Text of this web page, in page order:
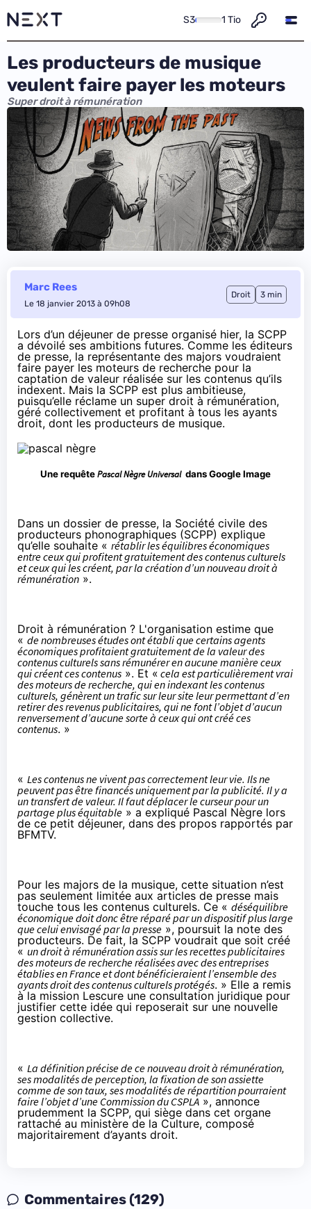
S3 1 Tio
Les producteurs de musique
veulent faire payer les moteurs
Super droit à rémunération
Marc Rees
Le 18 janvier 2013 à 09h08
Droit 3 min
Lors d’un déjeuner de presse organisé hier, la SCPP
a dévoilé ses ambitions futures.Comme les éditeurs
de presse, la représentante des majors voudraient
faire payer les moteurs de recherche pour la
captation de valeur réalisée sur les contenus qu’ils
indexent. Mais la SCPP est plus ambitieuse,
puisqu’elle réclame un super droit à rémunération,
géré collectivement et profitant à tous les ayants
droit, dont les producteurs de musique.
Une requêtePascal Nègre Universaldans Google Image
Dans un dossier de presse, la Société civile des
producteurs phonographiques (SCPP) explique
qu’elle souhaite « rétablir les équilibres économiques
entre ceux qui profitent gratuitement des contenus culturels
et ceux qui les créent, par la création d’un nouveau droit à
rémunération ».
Droit à rémunération ? L'organisation estime que
« de nombreuses études ont établi que certains agents
économiques profitaient gratuitement de la valeur des
contenus culturels sans rémunérer en aucune manière ceux
qui créent ces contenus ». Et « cela est particulièrement vrai
des moteurs de recherche, qui en indexant les contenus
culturels, génèrent un trafic sur leur site leur permettant d’en
retirer des revenus publicitaires, qui ne font l’objet d’aucun
renversement d’aucune sorte à ceux qui ont créé ces
contenus. »
« Les contenus ne vivent pas correctement leur vie. Ils ne
peuvent pas être financés uniquement par la publicité. Il y a
un transfert de valeur. Il faut déplacer le curseur pour un
partage plus équitable » a expliqué Pascal Nègre lors
de ce petit déjeuner, dans des propos rapportés par
BFMTV.
Pour les majors de la musique, cette situation n’est
pas seulement limitée aux articles de presse mais
touche tous les contenus culturels. Ce « déséquilibre
économique doit donc être réparé par un dispositif plus large
que celui envisagé par la presse », poursuit la note des
producteurs. De fait, la SCPP voudrait que soit créé
« un droit à rémunération assis sur les recettes publicitaires
des moteurs de recherche réalisées avec des entreprises
établies en France et dont bénéficieraient l’ensemble des
ayants droit des contenus culturels protégés. » Elle a remis
à la mission Lescure une consultation juridique pour
justifier cette idée qui reposerait sur une nouvelle
gestion collective.
« La définition précise de ce nouveau droit à rémunération,
ses modalités de perception, la fixation de son assiette
comme de son taux, ses modalités de répartition pourraient
faire l’objet d’une Commission du CSPLA », annonce
prudemment la SCPP, qui siège dans cet organe
rattaché au ministère de la Culture, composé
majoritairement d’ayants droit.
Commentaires (129)